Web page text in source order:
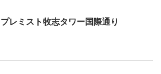
プレミスト牧志タワー国際通り